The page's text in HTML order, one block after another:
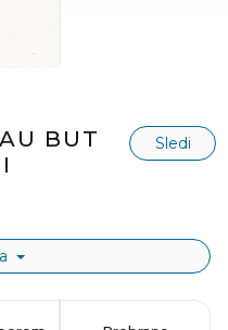
BUT
Sledi